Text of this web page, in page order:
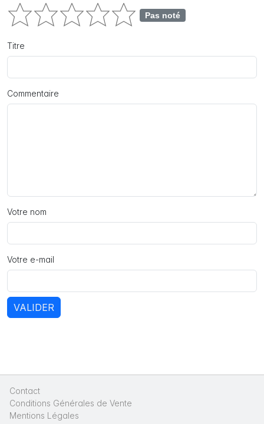
Pas noté
Titre
Commentaire
Votre nom
Votre e-mail
VALIDER
Contact
Conditions Générales de Vente
Mentions Légales